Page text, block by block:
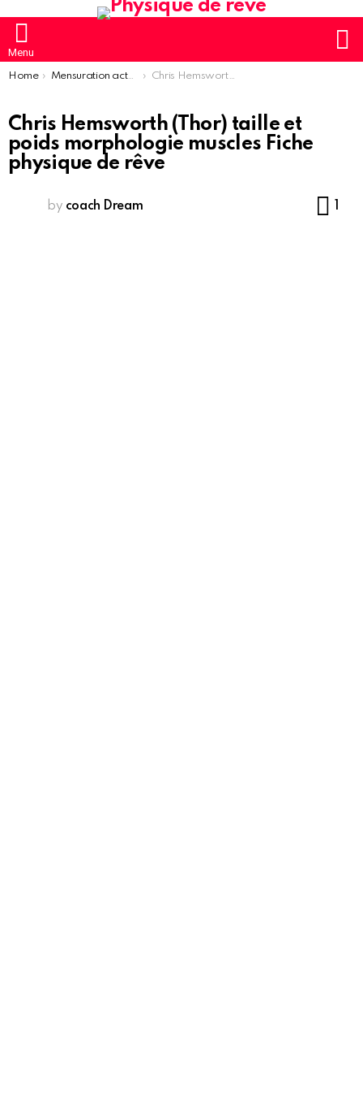
Menu
You are here:
Home Mensuration acteur homme Chris Hemsworth (Thor) taille et poids morphologie muscles Fiche physique de rêve
Chris Hemsworth (Thor) taille et
poids morphologie muscles Fiche
physique de rêve
by coach Dream 1